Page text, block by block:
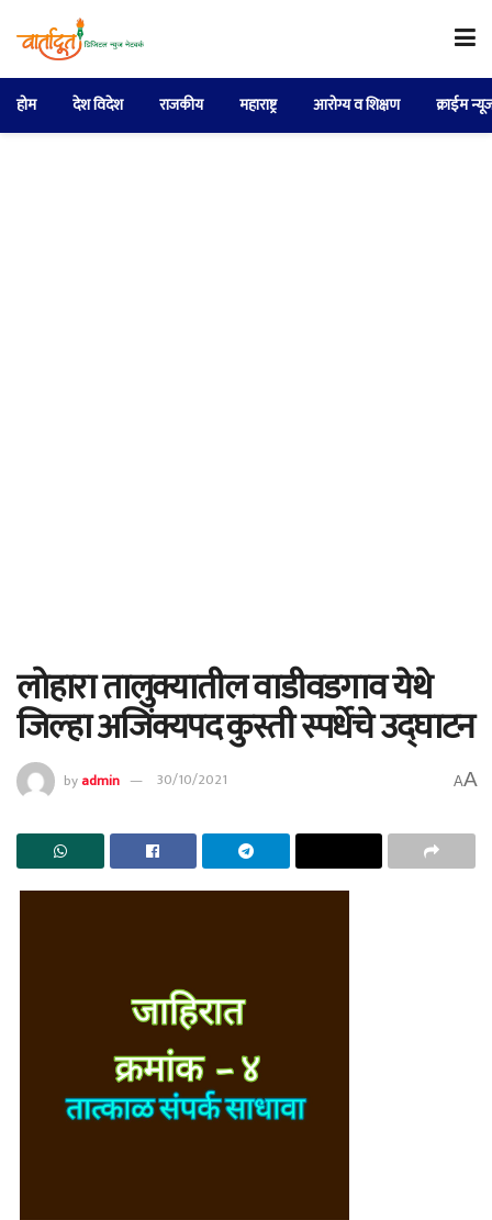
होम देश विदेश राजकीय महाराष्ट्र आरोग्य व शिक्षण क्राईम
लोहारा तालुक्यातील वाडीवडगाव येथे
जिल्हा अजिंक्यपद कुस्ती स्पर्धेचे उद्घाटन
byadmin 30/10/2021 AA